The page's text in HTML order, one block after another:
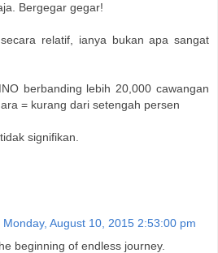
Bergegar gegar!
relatif, ianya bukan apa sangat
berbanding lebih 20,000 cawangan
= kurang dari setengah persen
signifikan.
Monday, August 10, 2015 2:53:00 pm
beginning of endless journey.